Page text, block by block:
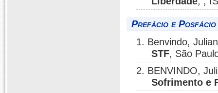
Prefácio e
1. Benvindo,
STF, São
2. BENVINDO,
Sofrimento e